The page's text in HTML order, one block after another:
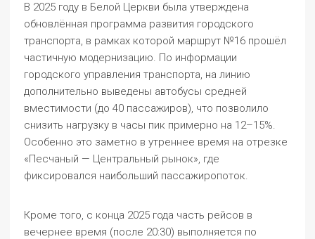
В 2025 году в Белой Церкви была утверждена
обновлённая программа развития городского
транспорта, в рамках которой маршрут №16 прошёл
частичную модернизацию. По информации
городского управления транспорта, на линию
дополнительно выведены автобусы средней
вместимости (до 40 пассажиров), что позволило
снизить нагрузку в часы пик примерно на 12–15%.
Особенно это заметно в утреннее время на отрезке
«Песчаный — Центральный рынок», где
фиксировался наибольший пассажиропоток.
Кроме того, с конца 2025 года часть рейсов в
вечернее время (после 20:30) выполняется по